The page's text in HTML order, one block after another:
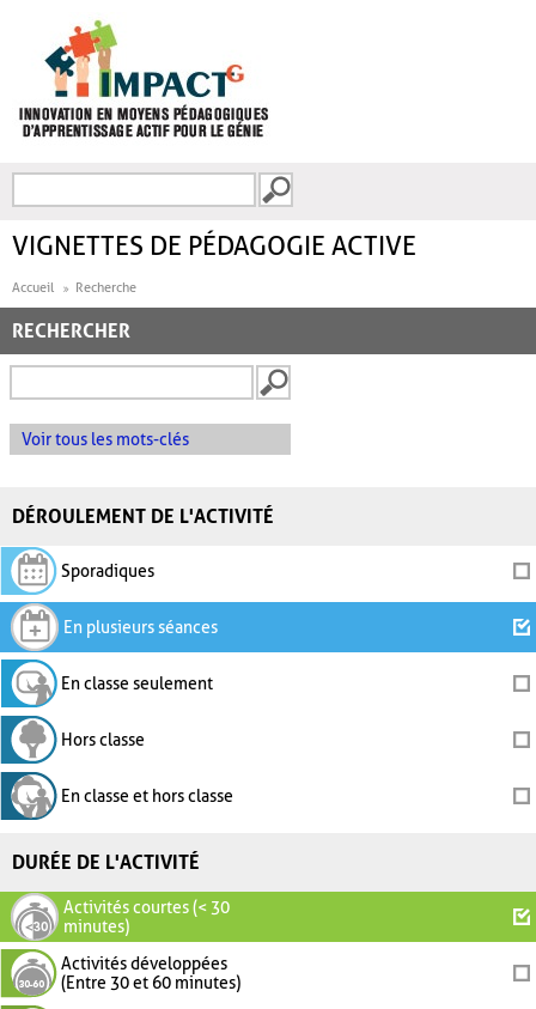
FORMULAIRE DE
VIGNETTES DE PÉDAGOGIE ACTIVE
Accueil Recherche
RECHERCHER
Voir tous les mots-clés
DÉROULEMENT DE L'ACTIVITÉ
Sporadiques
En plusieurs séances
En classe seulement
Hors classe
En classe et hors classe
DURÉE DE L'ACTIVITÉ
Activités courtes (< 30
minutes)
Activités développées
(Entre 30 et 60 minutes)